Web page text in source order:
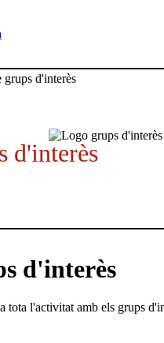
d'interès
d'interès
tota l'activitat amb els grups